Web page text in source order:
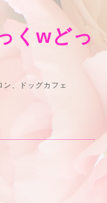
くwどっ
ン、ドッグカフェ